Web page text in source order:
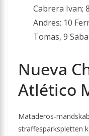
Cabrera Ivan;
Andres; 10
Tomas, 9
Nueva
Atlético
Mataderos-
straffesparkspletten